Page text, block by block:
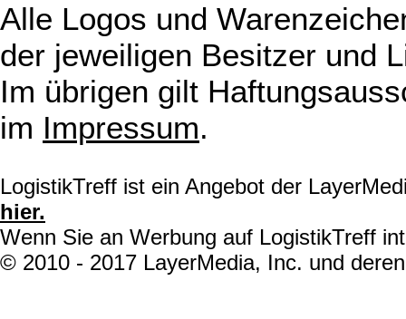
Alle Logos und
der jeweiligen Besitzer und
Im übrigen gilt
im Impressum.
LogistikTreff ist ein Angebot der
hier.
Wenn Sie an Werbung auf LogistikTreff
© 2010 - 2017 LayerMedia, Inc. und